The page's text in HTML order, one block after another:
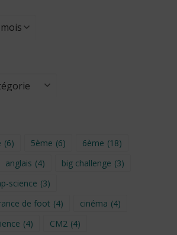
(6) 5ème (6) 6ème (18)
anglais (4) big challenge (3)
science (3)
de foot (4) cinéma (4)
(4) CM2 (4)